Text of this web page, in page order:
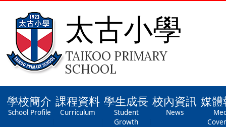
太古小學
TAIKOO PRIMARY
SCHOOL
學校簡介
School Profile
課程資料
Curriculum
學生成長
Student
Growth
校內資訊
News
媒